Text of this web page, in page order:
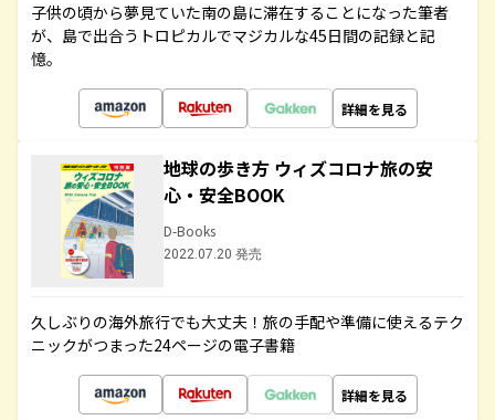
子供の頃から夢見ていた南の島に滞在することになった筆者
が、島で出合うトロピカルでマジカルな45日間の記録と記
憶。
詳細を見る
地球の歩き方 ウィズコロナ旅の安
心・安全BOOK
D-Books
2022.07.20 発売
久しぶりの海外旅行でも大丈夫！旅の手配や準備に使えるテク
ニックがつまった24ページの電子書籍
詳細を見る